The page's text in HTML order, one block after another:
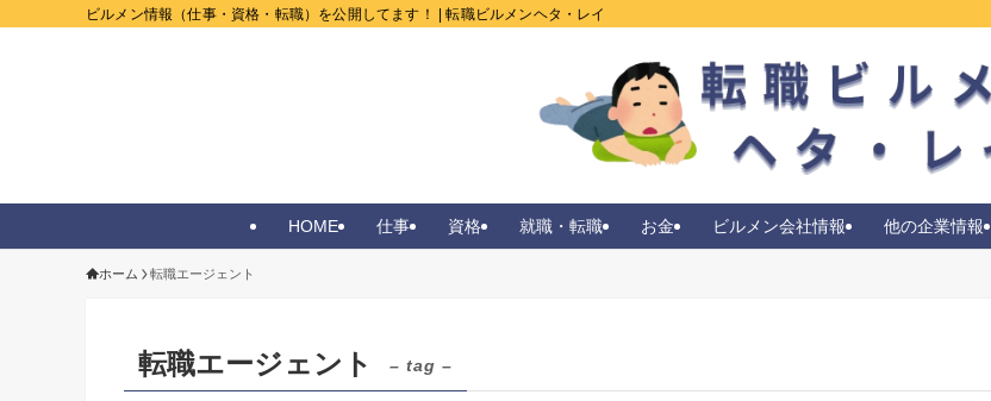
ビルメン情報（仕事・資格・転職）を公開してます！ | 転職ビルメンヘタ・レイ
HOME 仕事 資格 就職・転職 お金 ビルメン会社情報 他の企業情報
ホーム 転職エージェント
転職エージェント – tag –